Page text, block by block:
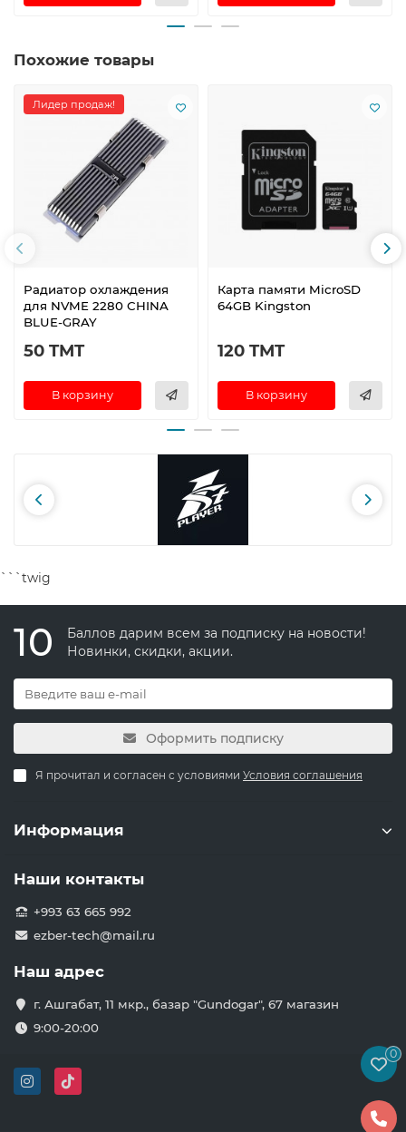
Похожие товары
Лидер продаж!
Радиатор охлаждения
для NVME 2280 CHINA
BLUE-GRAY
50 TMT
В корзину
Карта памяти MicroSD
64GB Kingston
120 TMT
В корзину
```twig
10
Баллов дарим всем за подписку на новости!
Новинки, скидки, акции.
Оформить подписку
Я прочитал и согласен с условиями Условия соглашения
Информация
Наши контакты
+993 63 665 992
ezber-tech@mail.ru
Наш адрес
г. Ашгабат, 11 мкр., базар "Gundogar", 67 магазин
9:00-20:00
0